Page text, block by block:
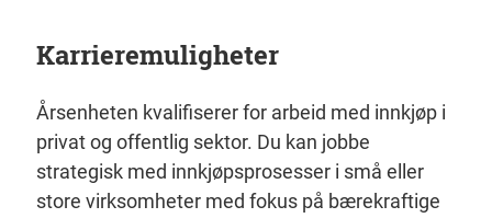
Karrieremuligheter
Årsenheten kvalifiserer for arbeid med innkjøp i
privat og offentlig sektor. Du kan jobbe
strategisk med innkjøpsprosesser i små eller
store virksomheter med fokus på bærekraftige